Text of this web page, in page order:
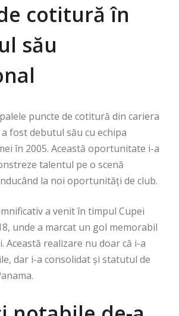
cotitură în
său
puncte de cotitură din cariera
fost debutul său cu echipa
în 2005. Această oportunitate i-a
talentul pe o scenă
la noi oportunități de club.
a venit în timpul Cupei
unde a marcat un gol memorabil
Această realizare nu doar că i-a
dar i-a consolidat și statutul de